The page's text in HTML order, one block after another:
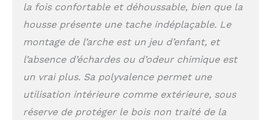
WoodsCraft, la sécurité
de votre enfant est
notre priorité. Nos jeux
sont soigneusement
fabriqués à la main à
partir de bois de pin de
assurer des surfaces
la fois confortable et déhoussable, bien que la
housse présente une tache indéplaçable. Le
montage de l’arche est un jeu d’enfant, et
l’absence d’échardes ou d’odeur chimique est
un vrai plus. Sa polyvalence permet une
utilisation intérieure comme extérieure, sous
réserve de protéger le bois non traité de la